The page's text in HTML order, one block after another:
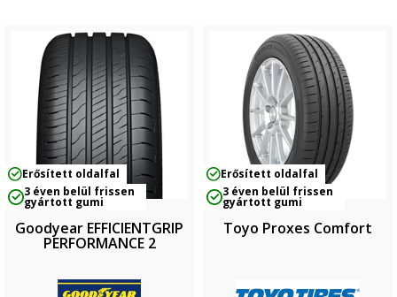
Erősített oldalfal
3 éven belül frissen
gyártott gumi
Goodyear EFFICIENTGRIP
PERFORMANCE 2
Erősített oldalfal
3 éven belül frissen
gyártott gumi
Toyo Proxes Comfort